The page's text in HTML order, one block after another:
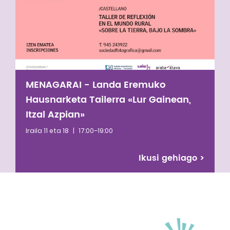
MENAGARAI - Landa Eremuko
Hausnarketa Tailerra «Lur Gainean,
Itzal Azpian»
Iraila 11 eta 18 | 17:00–19:00
Ikusi gehiago >
gisa, Cauca iparraldeko nasa herriaren antolaketa
indartzeko prozesu garrantzitsu bat bultzatu